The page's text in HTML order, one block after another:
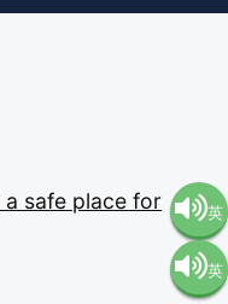
a safe place for
英
語（米
英